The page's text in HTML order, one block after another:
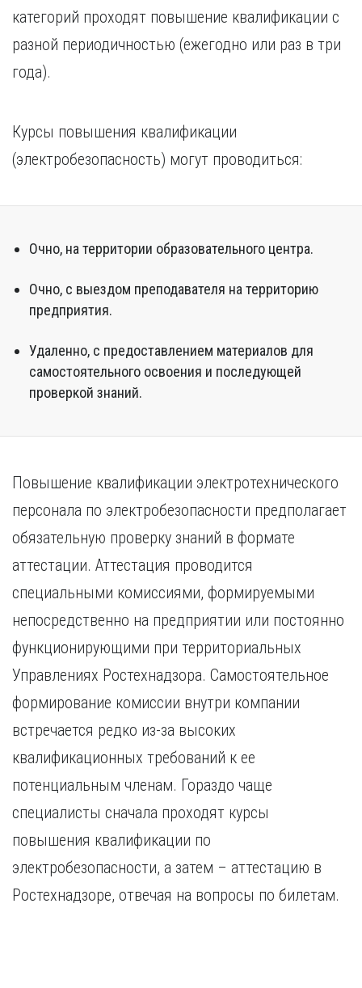
категорий проходят повышение квалификации с
разной периодичностью (ежегодно или раз в три
года).
Курсы повышения квалификации
(электробезопасность) могут проводиться:
Очно, на территории образовательного центра.
Очно, с выездом преподавателя на территорию
предприятия.
Удаленно, с предоставлением материалов для
самостоятельного освоения и последующей
проверкой знаний.
Повышение квалификации электротехнического
персонала по электробезопасности предполагает
обязательную проверку знаний в формате
аттестации. Аттестация проводится
специальными комиссиями, формируемыми
непосредственно на предприятии или постоянно
функционирующими при территориальных
Управлениях Ростехнадзора. Самостоятельное
формирование комиссии внутри компании
встречается редко из-за высоких
квалификационных требований к ее
потенциальным членам. Гораздо чаще
специалисты сначала проходят курсы
повышения квалификации по
электробезопасности, а затем – аттестацию в
Ростехнадзоре, отвечая на вопросы по билетам.